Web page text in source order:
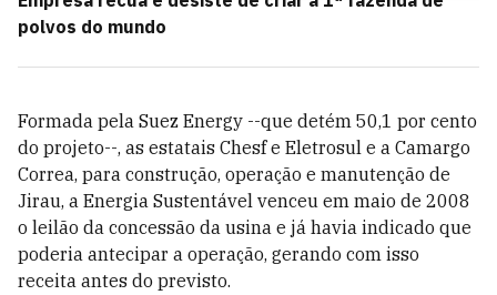
polvos do mundo
Formada pela Suez Energy --que detém 50,1 por cento
do projeto--, as estatais Chesf e Eletrosul e a Camargo
Correa, para construção, operação e manutenção de
Jirau, a Energia Sustentável venceu em maio de 2008
o leilão da concessão da usina e já havia indicado que
poderia antecipar a operação, gerando com isso
receita antes do previsto.